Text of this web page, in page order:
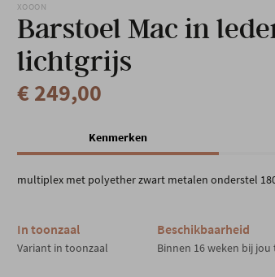
XOOON
Barstoel Mac in
lichtgrijs
€ 249,00
Kenmerken
multiplex met polyether zwart metalen onderstel
In toonzaal
Variant in toonzaal
Beschikbaarheid
Binnen 16 weken bij jou